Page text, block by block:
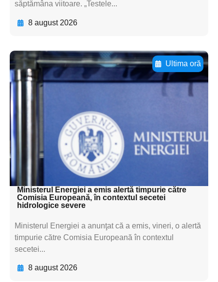
săptămâna viitoare. „Testele...
8 august 2026
Ultima oră
Adaugă aici textul pentru
subtitluAdaugă aici
textul pentru
subtitluAdaugă aici
textul pentru
subtitluAdaugă aici
textul pentru subti
Ministerul Energiei a emis alertă timpurie către
Comisia Europeană, în contextul secetei
hidrologice severe
Ministerul Energiei a anunţat că a emis, vineri, o alertă
timpurie către Comisia Europeană în contextul
secetei...
8 august 2026